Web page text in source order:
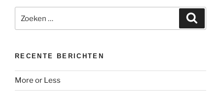
naar:
RECENTE BERICHTEN
More or Less